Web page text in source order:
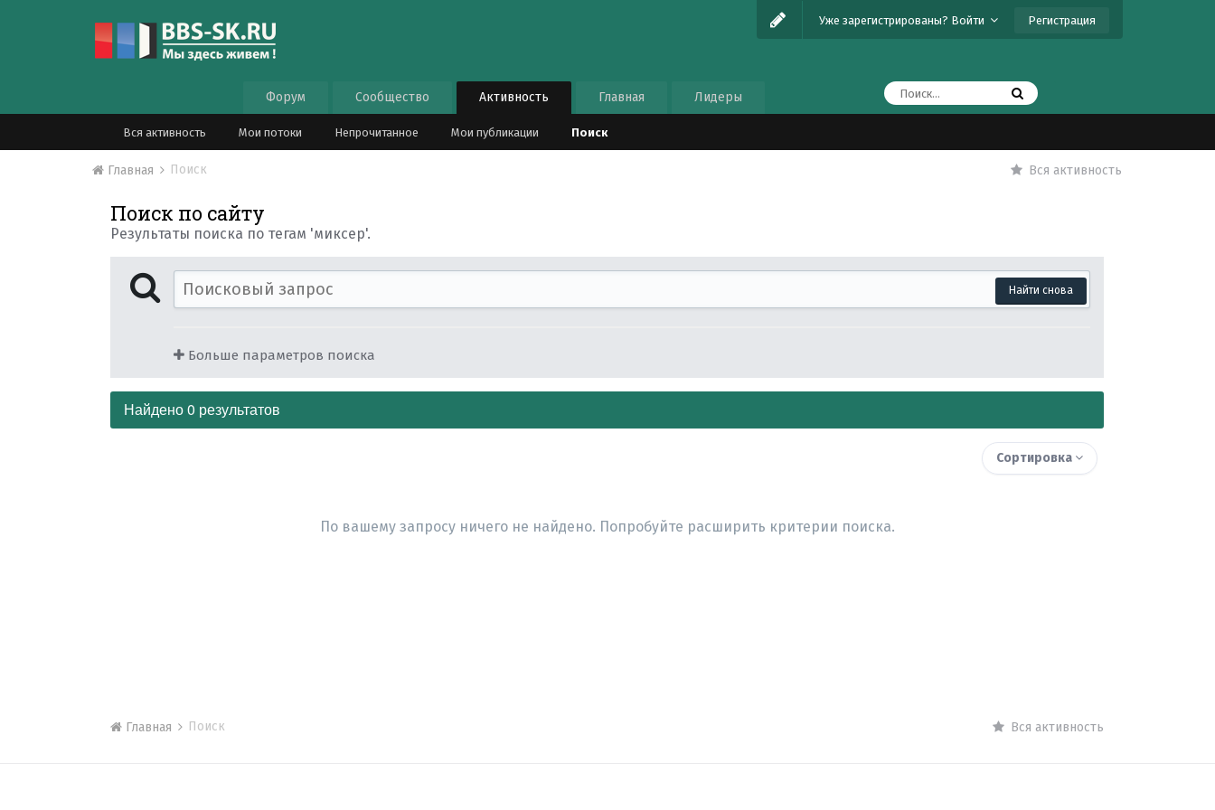
Уже зарегистрированы? Войти Регистрация
Форум Сообщество Активность
Вся активность Мои потоки Непрочитанное Мои публикации Поиск
Главная Лидеры
Вся активность
Главная Поиск
Поиск по сайту
Результаты поиска по тегам 'миксер'.
Найти снова
Больше параметров поиска
Найдено 0 результатов
Сортировка
По вашему запросу ничего не найдено. Попробуйте расширить критерии поиска.
Вся активность
Главная Поиск